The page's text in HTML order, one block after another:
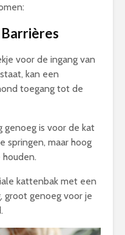
voor de ingang van
kan een
toegang tot de
genoeg is voor de kat
springen, maar hoog
kattenbak met een
groot genoeg voor je